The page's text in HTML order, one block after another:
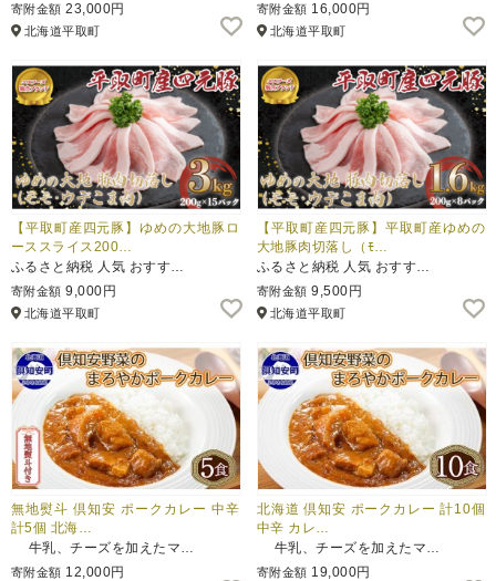
寄附金額 23,000円
北海道平取町
寄附金額 16,000円
北海道平取町
【平取町産四元豚】ゆめの大地豚ロ
ーススライス200…
ふるさと納税 人気 おすす…
寄附金額 9,000円
北海道平取町
【平取町産四元豚】平取町産ゆめの
大地豚肉切落し（ﾓ…
ふるさと納税 人気 おすす…
寄附金額 9,500円
北海道平取町
無地熨斗 倶知安 ポークカレー 中辛
計5個 北海…
牛乳、チーズを加えたマ…
寄附金額 12,000円
北海道 倶知安 ポークカレー 計10個
中辛 カレ…
牛乳、チーズを加えたマ…
寄附金額 19,000円